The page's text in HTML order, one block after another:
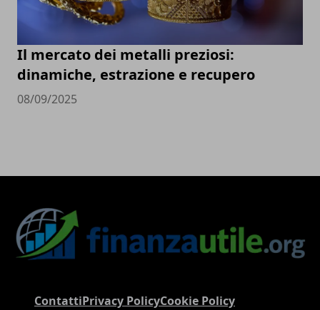
Il mercato dei metalli preziosi:
dinamiche, estrazione e recupero
08/09/2025
ContattiPrivacy PolicyCookie Policy